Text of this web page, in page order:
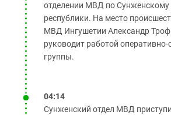
отделении МВД по Сунженскому
республики. На место
МВД Ингушетии Александр
руководит работой оперативно-
группы.
04:14
Сунженский отдел МВД